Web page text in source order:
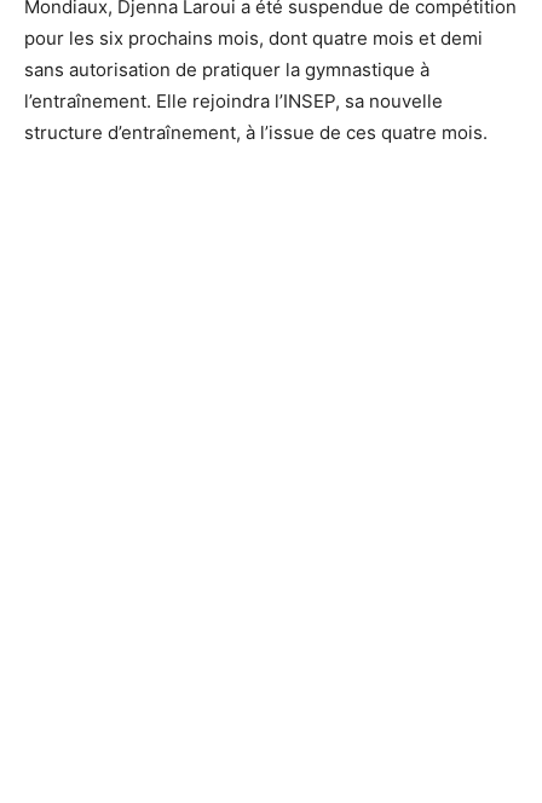
Mondiaux, Djenna Laroui a été suspendue de compétition
pour les six prochains mois, dont quatre mois et demi
sans autorisation de pratiquer la gymnastique à
l’entraînement. Elle rejoindra l’INSEP, sa nouvelle
structure d’entraînement, à l’issue de ces quatre mois.